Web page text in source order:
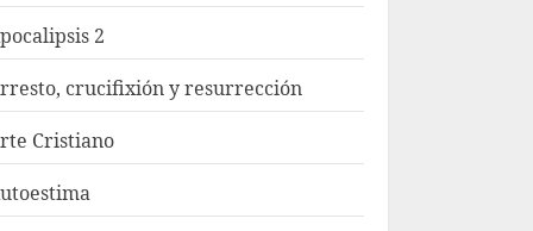
2
crucifixión y resurrección
Cristiano